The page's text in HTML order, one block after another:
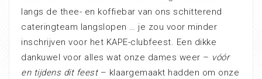
langs de thee- en koffiebar van ons schitterend
cateringteam langslopen … je zou voor minder
inschrijven voor het KAPE-clubfeest. Een dikke
dankuwel voor alles wat onze dames weer – vóór
en tijdens dit feest– klaargemaakt hadden om onze